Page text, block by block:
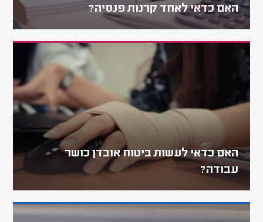
האם כדאי לאחד קרנות פנסיה?
האם כדאי לעשות ביטוח אובדן כושר
עבודה?